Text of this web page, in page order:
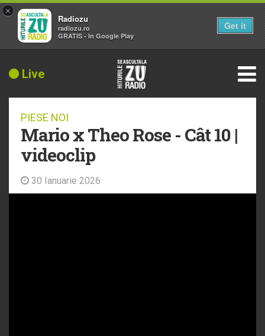
Live
PIESE NOI
Mario x Theo Rose - Cât 10 |
videoclip
30 Ianuarie 2026
×
Radiozu
radiozu.ro
GRATIS - In Google Play
Get it